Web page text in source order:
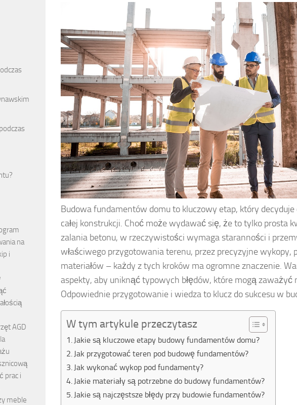
Budowa fundamentów domu to kluczowy etap, który decyduje
całej konstrukcji. Choć może wydawać się, że to tylko prosta
zalania betonu, w rzeczywistości wymaga staranności i
właściwego przygotowania terenu, przez precyzyjne wykopy,
materiałów – każdy z tych kroków ma ogromne znaczenie.
aspekty, aby uniknąć typowych błędów, które mogą zaważyć
Odpowiednie przygotowanie i wiedza to klucz do sukcesu w
W tym artykule przeczytasz
Jakie są kluczowe etapy budowy fundamentów domu?
Jak przygotować teren pod budowę fundamentów?
Jak wykonać wykop pod fundamenty?
Jakie materiały są potrzebne do budowy fundamentów?
Jakie są najczęstsze błędy przy budowie fundamentów?
na
i
AGD
prac i
meble